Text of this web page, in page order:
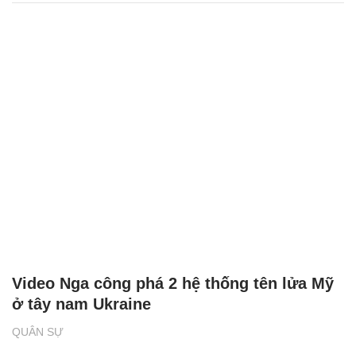
QUÂN SỰ
Video Nga công phá 2 hệ thống tên lửa Mỹ
ở tây nam Ukraine